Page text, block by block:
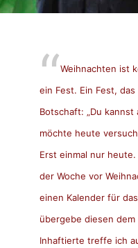
Weihnachten ist
ein Fest. Ein Fest,
Botschaft: „Du kannst
möchte heute
Erst einmal nur
der Woche vor
einen Kalender für
übergebe diesen
Inhaftierte treffe ich